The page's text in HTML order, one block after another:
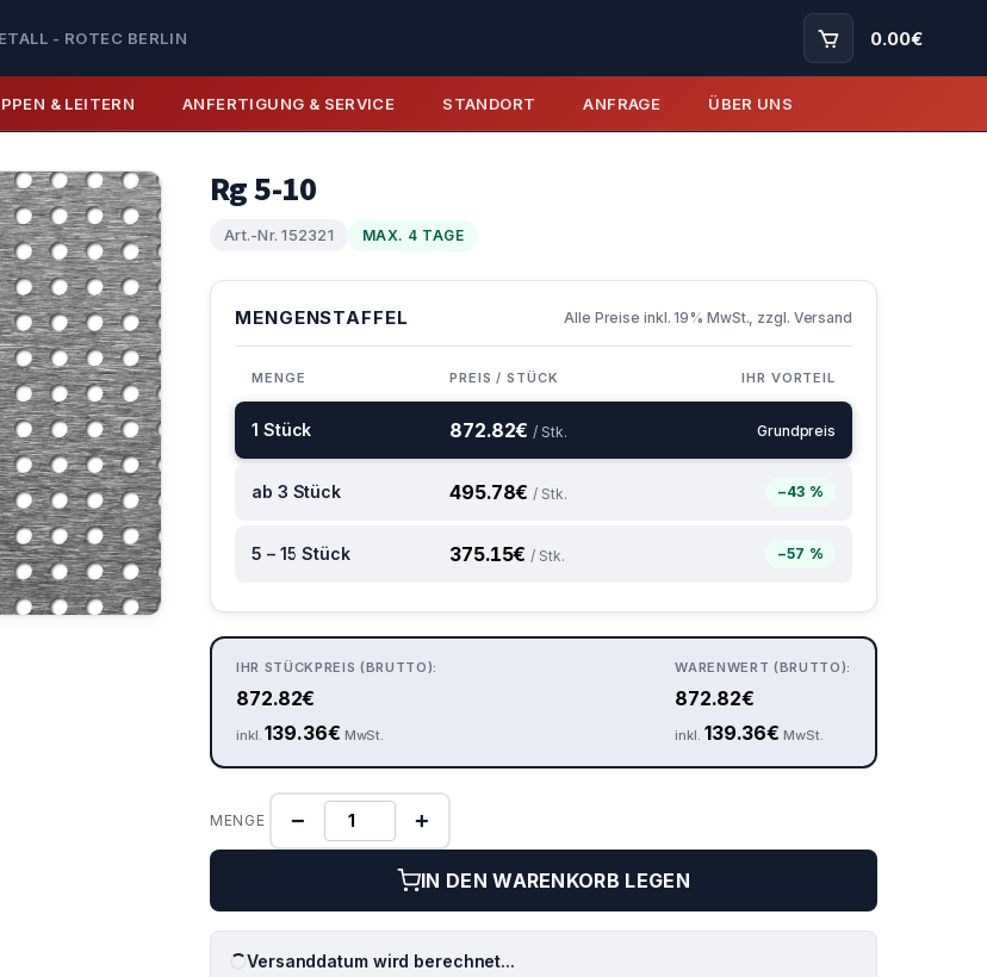
- ROTEC BERLIN 0.00€
& LEITERN ANFERTIGUNG & SERVICE STANDORT ANFRAGE ÜBER UNS
Rg 5-10
Art.-Nr. 152321 MAX. 4 TAGE
MENGENSTAFFEL Alle Preise inkl. 19% MwSt., zzgl. Versand
MENGE PREIS / STÜCK IHR VORTEIL
1 Stück 872.82€ / Stk. Grundpreis
ab 3 Stück 495.78€ / Stk. −43 %
5 – 15 Stück 375.15€ / Stk. −57 %
IHR STÜCKPREIS (BRUTTO):
872.82€
inkl.139.36€ MwSt.
WARENWERT (BRUTTO):
872.82€
inkl. 139.36€ MwSt.
MENGE − +
IN DEN WARENKORB LEGEN
Versanddatum wird berechnet...